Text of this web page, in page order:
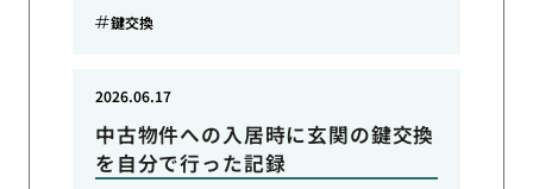
鍵交換
中古物件への入居時に玄関の鍵交換
を自分で行った記録
2026.06.17